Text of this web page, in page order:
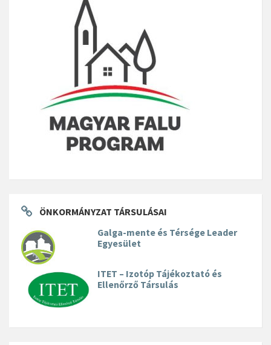
ÖNKORMÁNYZAT TÁRSULÁSAI
Galga-mente és Térsége Leader
Egyesület
ITET – Izotóp Tájékoztató és
Ellenőrző Társulás